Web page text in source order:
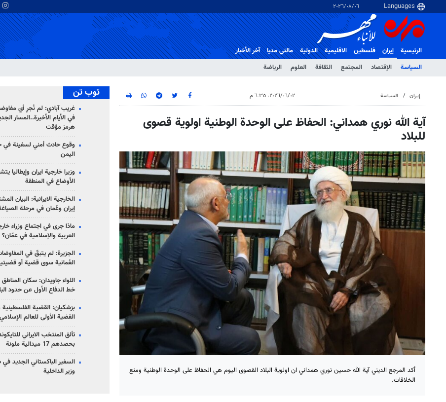
٠٦‏/٠٨‏/٢٠٢٦
الرئيسية
إيران
السياسة
الإقتصاد المجتمع الثقافة العلوم الرياضة
فلسطین الاقلیمیة الدولية مالتي مدیا آخر الأخبار
إيران السياسة ٠٢‏/٠٦‏/٢٠٢٦، ٦:٣٥ م
آية الله نوري همداني: الحفاظ على الوحدة الوطنية اولوية قصوى
للبلاد
أكد المرجع الديني آية الله حسين نوري همداني ان اولوية البلاد القصوى اليوم هي الحفاظ على الوحدة الوطنية ومنع
الخلافات.
توب تن
غريب آبادي: لم نُجرِ أي
في الأيام الأخيرة..المسار
هرمز مؤقت
وقوع حادث أمني لسفينة
اليمن
وزيرا خارجية ايران وإيطاليا
الأوضاع في المنطقة
الخارجية الايرانية: البيان
إيران وعُمان في مرحلة الصياغة
ماذا جرى في اجتماع وزراء
العربية والإسلامية في عمّان؟
الجزيرة: لم يتبقّ في
العُمانية سوى قضية أو
اللواء جاويدان: سكان
خط الدفاع الأول عن حدود
بزشكيان: القضية الفلسطينية
القضية الأولى للعالم الإسلامي
تألق المنتخب الايراني
بحصدهم 17 ميدالية ملونة
السفير الباكستاني الجديد
وزير الداخلية